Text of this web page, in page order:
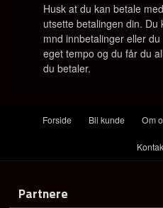
Husk at du kan betale
utsette betalingen din.
mnd innbetalinger eller
eget tempo og du får du
du betaler.
Forside Bli kunde Om
Partnere